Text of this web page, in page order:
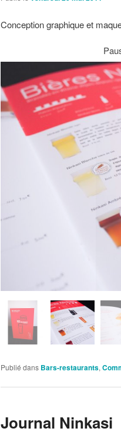
Conception graphique et
Publié dans Bars-restaurants,
Journal Ninkasi